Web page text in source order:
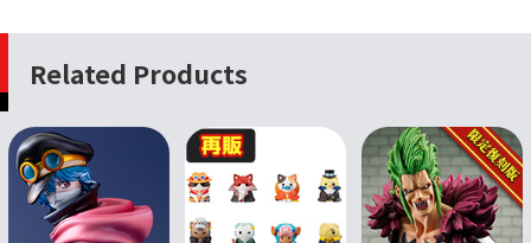
Related Products